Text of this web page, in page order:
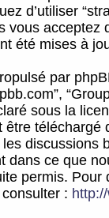
d’utiliser
vous acceptez
été mises à
par
sous la
être téléchargé
discussions
dans ce que
permis.
: